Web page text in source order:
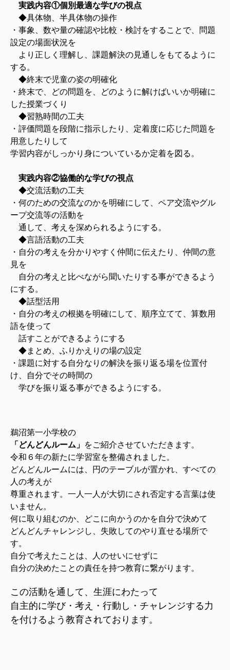
実践内容①個別最適な学びの視点
◆具体物、半具体物の操作
・事象、数や量の確認や比較・検討をすることで、問題
設定の場面状況を
より正しく理解し、課題解決の見通しをもてるように
する。
◆終末で児童の姿の明確化
・終末で、どの問題を、どのように解けばいいか明確に
した授業づくり
◆習熟時間の工夫
・評価問題を段階に指示したり、定着度に応じた問題を
用意したりして
学習内容がしっかり身についているか定着を図る。
実践内容②協働的な学びの視点
◆交流活動の工夫
・何のための交流なのかを明確にして、ペア交流やグル
ープ交流等の活動を
通して、考えを深められるようにする。
◆言語活動の工夫
・自分の考えを分かりやすく仲間に伝えたり、仲間の意
見を
自分の考えと比べながら聞いたりする事ができるよう
にする。
◆話型活用
・自分の考えの根拠を明確にして、順序立てて、算数用
語を使って
話すことができるようにする
◆まとめ、ふりかえりの場の設定
・課題に対する自分なりの解決を振り返る場を位置付
け、自分でその時間の
学びを振り返る事ができるようにする。
鵜沼第一小学校の
「どんどんルーム」 をご紹介させていただきます。
令和６年の新たに学習室を整備されました。
どんどんルームには、円のテーブルが置かれ、すべての
人の考えが
尊重されます。一人一人が大切にされ否定する言葉は使
いません。
何に取り組むのか、どこに向かうのかを自分で決めて
どんどんチャレンジし、 失敗してのやり直せる場所で
す。
自分で考えたことは、人のせいにせずに
自分の決めたことの責任を持つ教育に繋がります。
この活動を通して、生涯にわたって
自主的に学び・考え・行動し・チャレンジする力
を付けるよう教育されております。